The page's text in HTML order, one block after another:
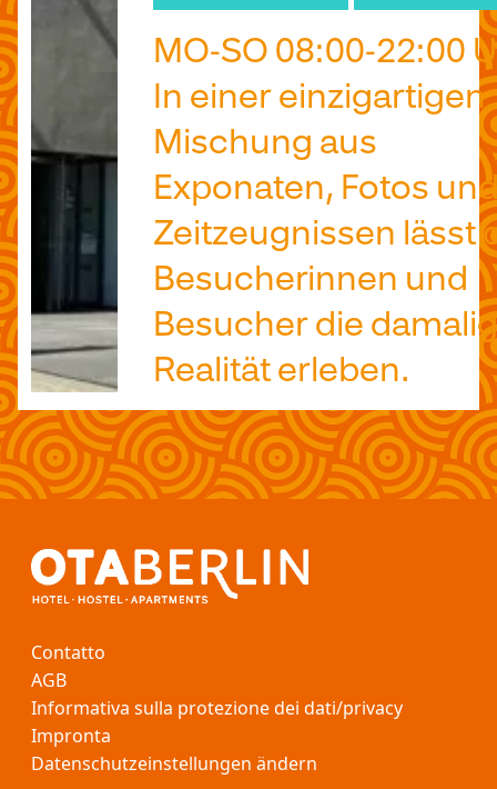
MO-SO 08:00-22:00
In einer einzigartigen
Mischung aus
Exponaten, Fotos
Zeitzeugnissen lässt
Besucherinnen und
Besucher die
Realität erleben.
Contatto
AGB
Informativa sulla protezione dei dati/privacy
Impronta
Datenschutzeinstellungen ändern